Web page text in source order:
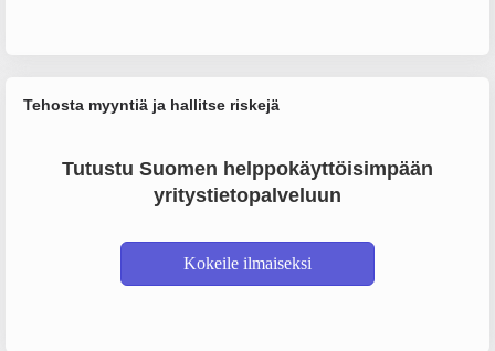
Tehosta myyntiä ja hallitse riskejä
Tutustu Suomen helppokäyttöisimpään
yritystietopalveluun
Kokeile ilmaiseksi